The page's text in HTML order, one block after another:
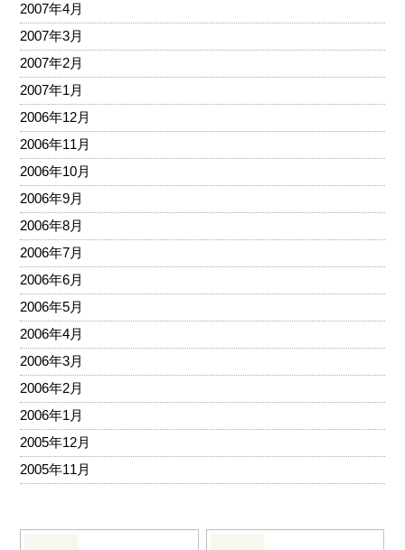
2007年4月
2007年3月
2007年2月
2007年1月
2006年12月
2006年11月
2006年10月
2006年9月
2006年8月
2006年7月
2006年6月
2006年5月
2006年4月
2006年3月
2006年2月
2006年1月
2005年12月
2005年11月